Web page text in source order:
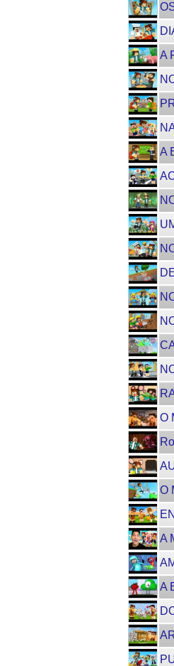
A
A
O
O
A
A